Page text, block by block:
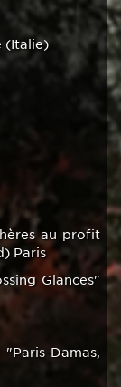
(Italie)
au profit
Paris
Glances"
Damas,